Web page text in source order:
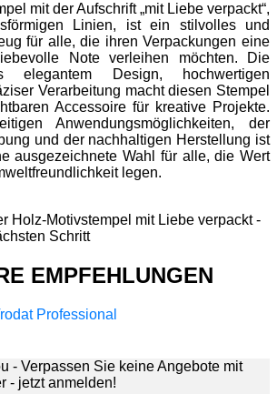
mit der Aufschrift „mit Liebe verpackt“,
Linien, ist ein stilvolles und
für alle, die ihren Verpackungen eine
Note verleihen möchten. Die
elegantem Design, hochwertigen
Verarbeitung macht diesen Stempel
Accessoire für kreative Projekte.
Anwendungsmöglichkeiten, der
und der nachhaltigen Herstellung ist
ausgezeichnete Wahl für alle, die Wert
legen.
Holz-Motivstempel mit Liebe verpackt -
Schritt
EMPFEHLUNGEN